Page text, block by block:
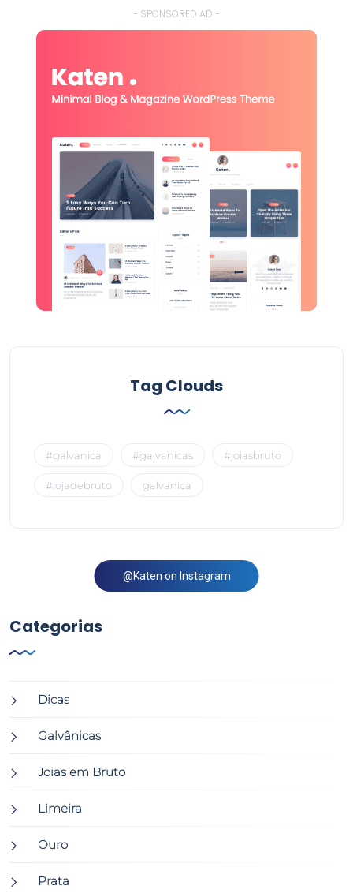
- SPONSORED AD -
Tag Clouds
#galvanica #galvanicas #joiasbruto
#lojadebruto galvanica
@Katen on Instagram
Categorias
Dicas
Galvânicas
Joias em Bruto
Limeira
Ouro
Prata